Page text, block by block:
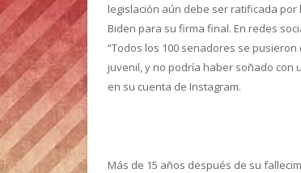
legislación aún debe ser ratificada
Biden para su firma final. En redes
“Todos los 100 senadores se
juvenil, y no podría haber soñado con
en su cuenta de Instagram.
Más de 15 años después de su